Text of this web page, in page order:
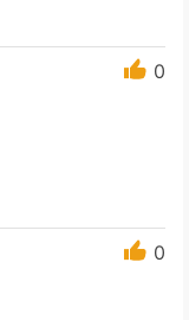
0
0